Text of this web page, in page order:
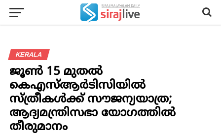
KERALA
ജൂണ്‍ 15 മുതല്‍
കെഎസ്ആര്‍ടിസിയില്‍
സ്ത്രീകള്‍ക്ക് സൗജന്യയാത്ര;
ആദ്യമന്ത്രിസഭാ യോഗത്തില്‍
തീരുമാനം